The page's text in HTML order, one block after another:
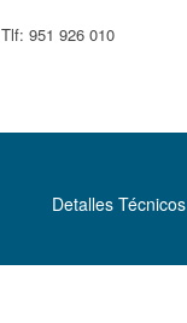
Tlf: 951 926 010
Detalles Técnicos